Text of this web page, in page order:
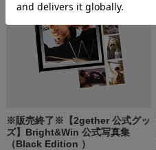
※販売終了※【2gether 公式グッ
ズ】Bright&Win 公式写真集
（Black Edition ）